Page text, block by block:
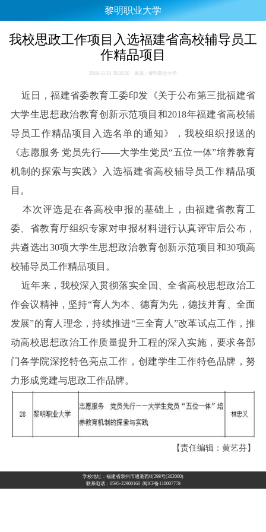
黎明职业大学
我校思政工作项目入选福建省高校辅导员工
作精品项目
2018-11-01 09:20:30 来源：黎明职业大学
近日，福建省委教育工委印发《关于公布第三批福建省
大学生思想政治教育创新示范项目和2018年福建省高校辅
导员工作精品项目入选名单的通知》，我校组织报送的
《志愿服务 党员先行——大学生党员“五位一体”培养教育
机制的探索与实践》入选福建省高校辅导员工作精品项
目。
本次评选是在各高校申报的基础上，由福建省教育工
委、省教育厅组织专家对申报材料进行认真评审后公布，
共遴选出30项大学生思想政治教育创新示范项目和30项高
校辅导员工作精品项目。
近年来，我校深入贯彻落实全国、全省高校思想政治工
作会议精神，坚持“育人为本、德育为先，德技并育、全面
发展”的育人理念，持续推进“三全育人”改革试点工作，推
动高校思想政治工作质量提升工程的深入实施，要求各部
门各学院深挖特色亮点工作，创建学生工作特色品牌，努
力形成党建与思政工作品牌。
【责任编辑：黄艺芬】
学校地址：福建省泉州市通港西街298号(362000)
联系电话：0595-22900160 闽ICP备110007778